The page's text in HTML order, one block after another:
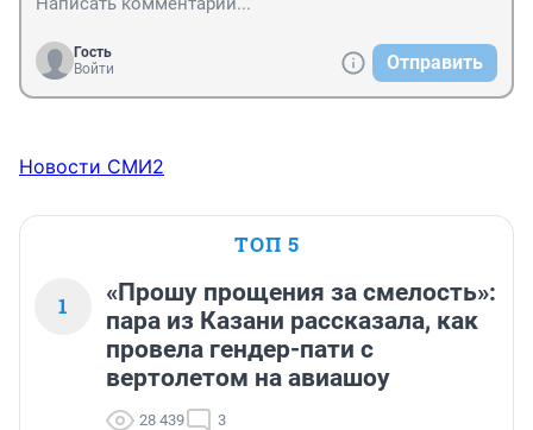
Гость
Войти
Отправить
Новости СМИ2
ТОП 5
1
«Прошу прощения за смелость»:
пара из Казани рассказала, как
провела гендер-пати с
вертолетом на авиашоу
28 439 3